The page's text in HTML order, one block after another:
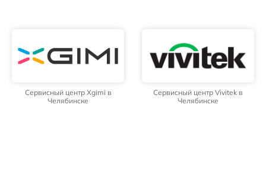
Сервисный центр Xgimi в
Челябинске
Сервисный центр Vivitek в
Челябинске